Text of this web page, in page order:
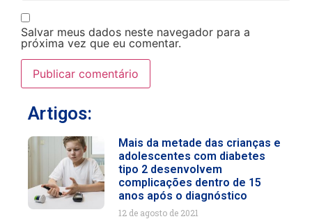
Salvar meus dados neste navegador para a
próxima vez que eu comentar.
Artigos:
Mais da metade das crianças e
adolescentes com diabetes
tipo 2 desenvolvem
complicações dentro de 15
anos após o diagnóstico
12 de agosto de 2021